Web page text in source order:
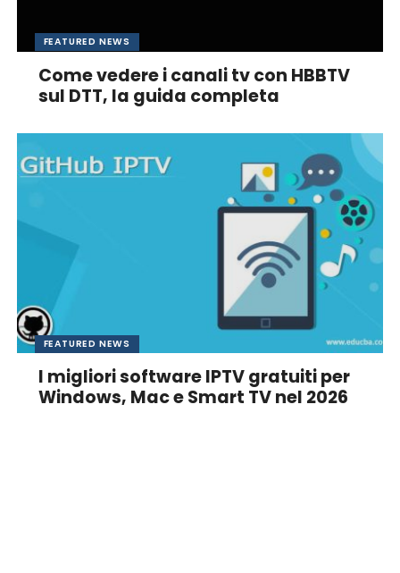
FEATURED NEWS
Come vedere i canali tv con HBBTV
sul DTT, la guida completa
FEATURED NEWS
I migliori software IPTV gratuiti per
Windows, Mac e Smart TV nel 2026